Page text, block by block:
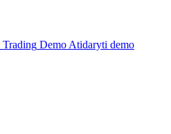
Trading Demo Atidaryti demo